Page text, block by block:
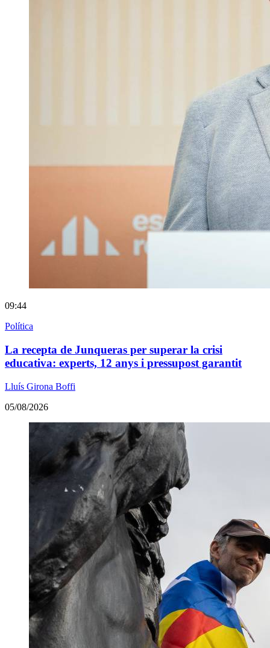
09:44
Política
La recepta de Junqueras per superar la crisi
educativa: experts, 12 anys i pressupost garantit
Lluís Girona Boffi
05/08/2026